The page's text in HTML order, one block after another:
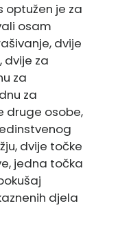
optužen je za
osam
dvije
dvije za
za
za
druge osobe,
dvije točke
jedna točka
djela